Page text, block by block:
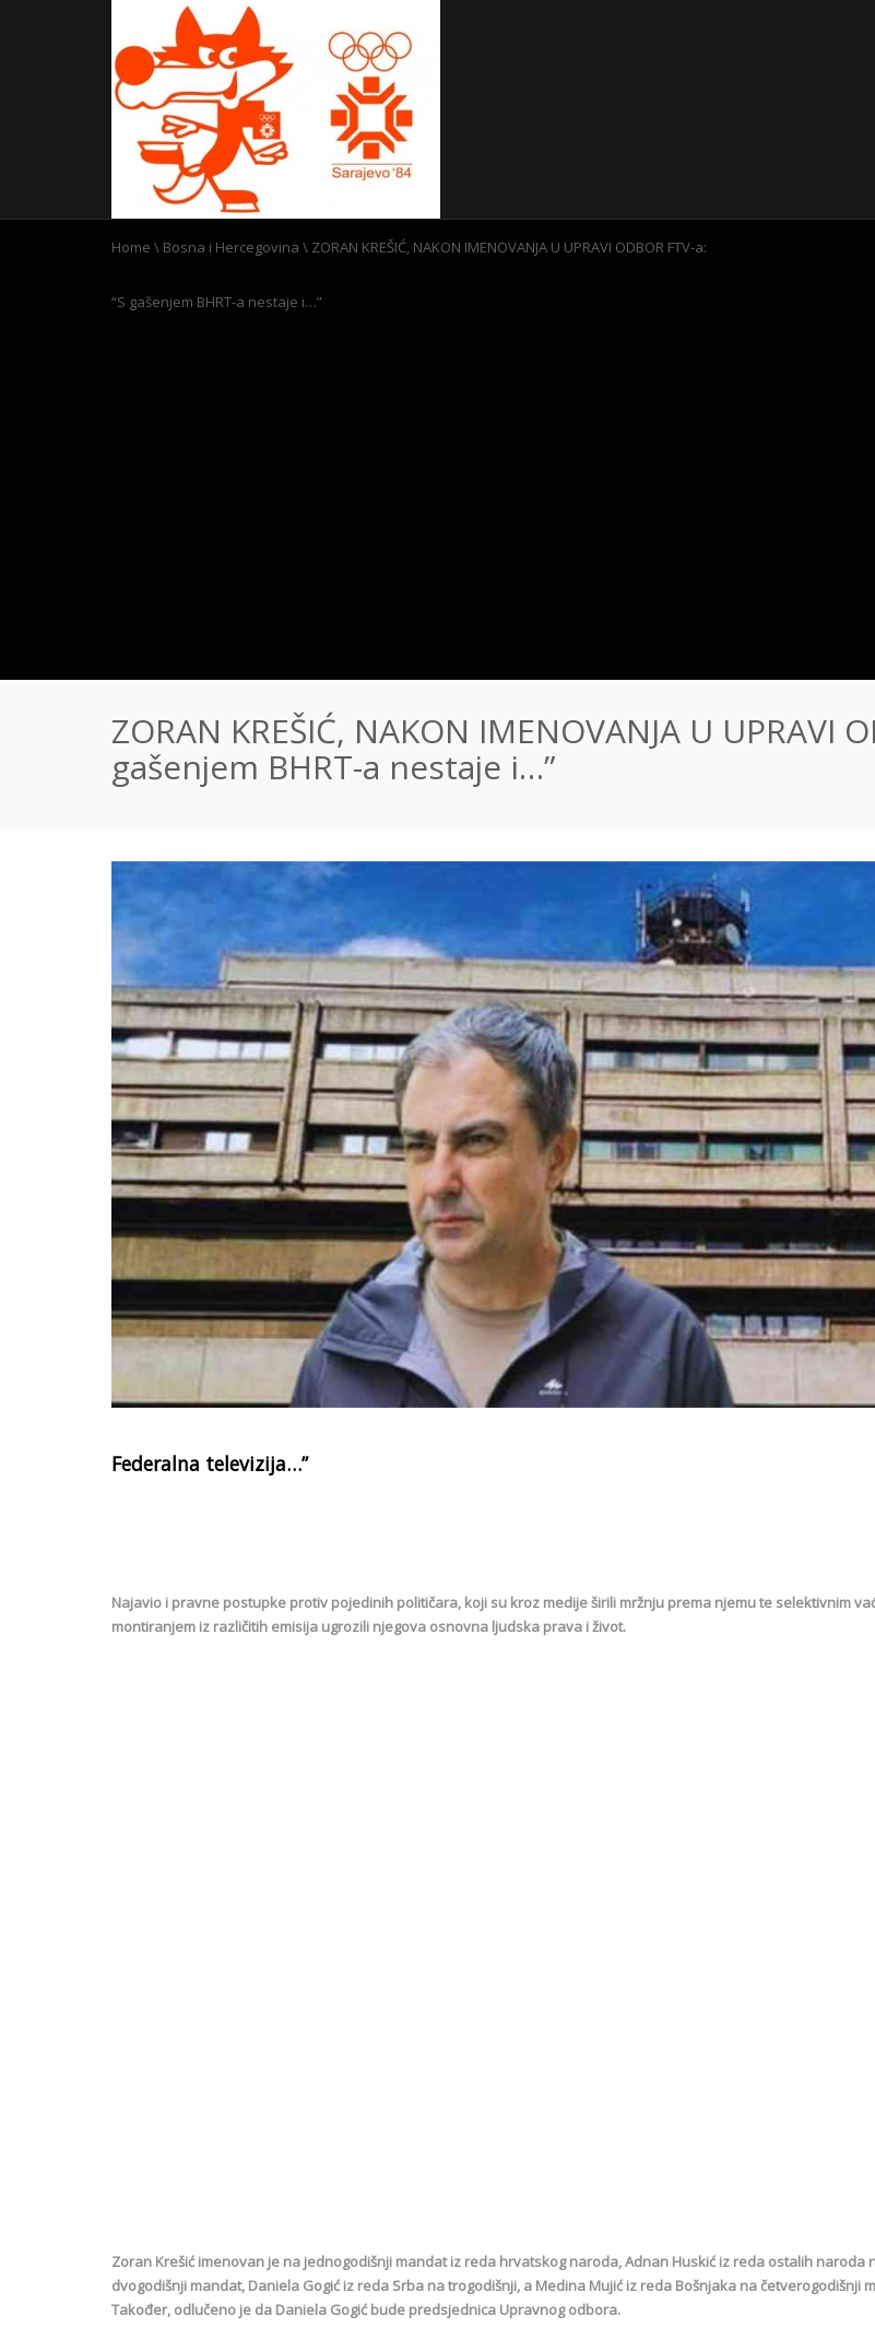
Home \ Bosna i Hercegovina \ ZORAN KREŠIĆ, NAKON IMENOVANJA U UPRAVI ODBOR FTV-a:
“S gašenjem BHRT-a nestaje i…”
ZORAN KREŠIĆ, NAKON IMENOVANJA U UPRAVI
gašenjem BHRT-a nestaje i…”
Federalna televizija…”
Najavio i pravne postupke protiv pojedinih političara, koji su kroz medije širili mržnju prema njemu te selektivnim
montiranjem iz različitih emisija ugrozili njegova osnovna ljudska prava i život.
Zoran Krešić imenovan je na jednogodišnji mandat iz reda hrvatskog naroda, Adnan Huskić iz reda ostalih naroda
dvogodišnji mandat, Daniela Gogić iz reda Srba na trogodišnji, a Medina Mujić iz reda Bošnjaka na četverogodišnji
Također, odlučeno je da Daniela Gogić bude predsjednica Upravnog odbora.